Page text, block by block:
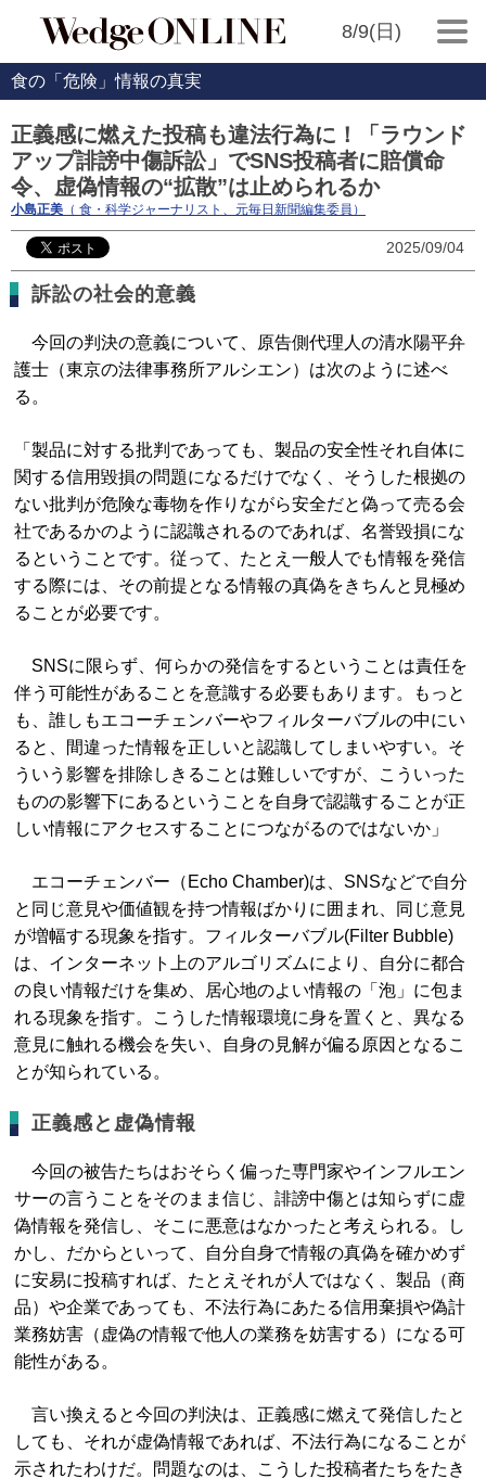
8/9(日)
食の「危険」情報の真実
正義感に燃えた投稿も違法行為に！「ラウンド
アップ誹謗中傷訴訟」でSNS投稿者に賠償命
令、虚偽情報の“拡散”は止められるか
小島正美 （ 食・科学ジャーナリスト、元毎日新聞編集委員）
2025/09/04
訴訟の社会的意義
今回の判決の意義について、原告側代理人の清水陽平弁
護士（東京の法律事務所アルシエン）は次のように述べ
る。
「製品に対する批判であっても、製品の安全性それ自体に
関する信用毀損の問題になるだけでなく、そうした根拠の
ない批判が危険な毒物を作りながら安全だと偽って売る会
社であるかのように認識されるのであれば、名誉毀損にな
るということです。従って、たとえ一般人でも情報を発信
する際には、その前提となる情報の真偽をきちんと見極め
ることが必要です。
SNSに限らず、何らかの発信をするということは責任を
伴う可能性があることを意識する必要もあります。もっと
も、誰しもエコーチェンバーやフィルターバブルの中にい
ると、間違った情報を正しいと認識してしまいやすい。そ
ういう影響を排除しきることは難しいですが、こういった
ものの影響下にあるということを自身で認識することが正
しい情報にアクセスすることにつながるのではないか」
エコーチェンバー（Echo Chamber)は、SNSなどで自分
と同じ意見や価値観を持つ情報ばかりに囲まれ、同じ意見
が増幅する現象を指す。フィルターバブル(Filter Bubble)
は、インターネット上のアルゴリズムにより、自分に都合
の良い情報だけを集め、居心地のよい情報の「泡」に包ま
れる現象を指す。こうした情報環境に身を置くと、異なる
意見に触れる機会を失い、自身の見解が偏る原因となるこ
とが知られている。
正義感と虚偽情報
今回の被告たちはおそらく偏った専門家やインフルエン
サーの言うことをそのまま信じ、誹謗中傷とは知らずに虚
偽情報を発信し、そこに悪意はなかったと考えられる。し
かし、だからといって、自分自身で情報の真偽を確かめず
に安易に投稿すれば、たとえそれが人ではなく、製品（商
品）や企業であっても、不法行為にあたる信用棄損や偽計
業務妨害（虚偽の情報で他人の業務を妨害する）になる可
能性がある。
言い換えると今回の判決は、正義感に燃えて発信したと
しても、それが虚偽情報であれば、不法行為になることが
示されたわけだ。問題なのは、こうした投稿者たちをたき